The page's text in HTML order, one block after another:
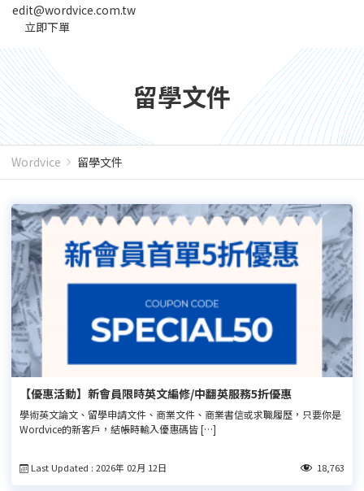
edit@wordvice.com.tw
立即下單
留學文件
Wordvice 留學文件
【優惠活動】新會員限時英文編修/中翻英服務5折優惠
學術英文論文、留學申請文件、商業文件、商業書信或求職履歷，只要你是
Wordvice的新客戶，結帳時輸入優惠碼皆 […]
Last Updated : 2026年 02月 12日 18,763